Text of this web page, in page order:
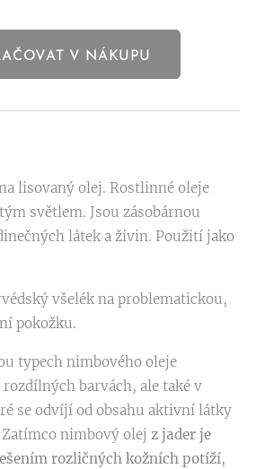
V NÁKUPU
lisovaný olej. Rostlinné oleje
světlem. Jsou zásobárnou
látek a živin. Použití jako
všelék na problematickou,
pokožku.
typech nimbového oleje
barvách, ale také v
se odvíjí od obsahu aktivní látky
nimbový olej z jader je
rozličných kožních potíží,